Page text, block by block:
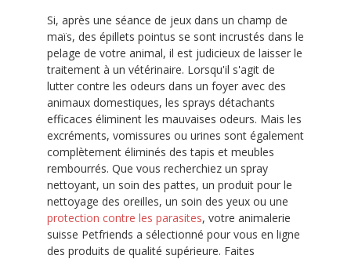
Si, après une séance de jeux dans un champ de
maïs, des épillets pointus se sont incrustés dans le
pelage de votre animal, il est judicieux de laisser le
traitement à un vétérinaire. Lorsqu'il s'agit de
lutter contre les odeurs dans un foyer avec des
animaux domestiques, les sprays détachants
efficaces éliminent les mauvaises odeurs. Mais les
excréments, vomissures ou urines sont également
complètement éliminés des tapis et meubles
rembourrés. Que vous recherchiez un spray
nettoyant, un soin des pattes, un produit pour le
nettoyage des oreilles, un soin des yeux ou une
protection contre les parasites, votre animalerie
suisse Petfriends a sélectionné pour vous en ligne
des produits de qualité supérieure. Faites